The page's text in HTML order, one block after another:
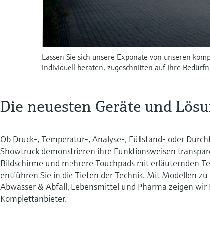
Lassen Sie sich unsere Exponate von unseren
individuell beraten, zugeschnitten auf Ihre
Die neuesten Geräte und
Ob Druck-, Temperatur-, Analyse-, Füllstand- oder
Showtruck demonstrieren ihre Funktionsweisen
Bildschirme und mehrere Touchpads mit erläuternden
entführen Sie in die Tiefen der Technik. Mit Modellen zu
Abwasser & Abfall, Lebensmittel und Pharma zeigen
Komplettanbieter.